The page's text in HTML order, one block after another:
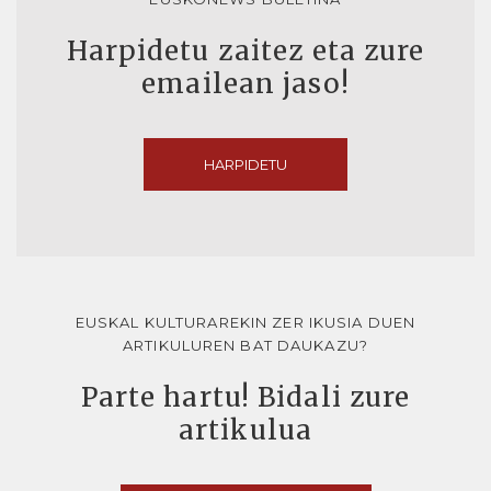
Harpidetu zaitez eta zure
emailean jaso!
HARPIDETU
EUSKAL KULTURAREKIN ZER IKUSIA DUEN
ARTIKULUREN BAT DAUKAZU?
Parte hartu! Bidali zure
artikulua